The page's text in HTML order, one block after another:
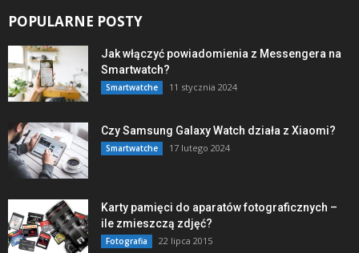
POPULARNE POSTY
Jak włączyć powiadomienia z Messengera na
Smartwatch?
Smartwatche 11 stycznia 2024
Czy Samsung Galaxy Watch działa z Xiaomi?
Smartwatche 17 lutego 2024
Karty pamięci do aparatów fotograficznych –
ile zmieszczą zdjęć?
Fotografia 22 lipca 2015